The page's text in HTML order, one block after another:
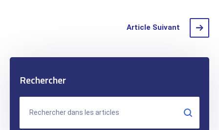
Article Suivant
Rechercher